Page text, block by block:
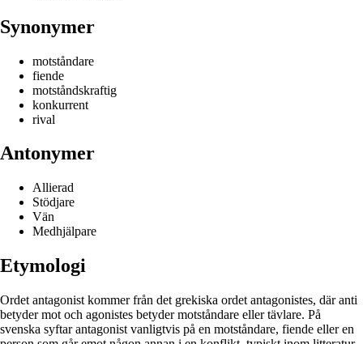
Synonymer
motståndare
fiende
motståndskraftig
konkurrent
rival
Antonymer
Allierad
Stödjare
Vän
Medhjälpare
Etymologi
Ordet antagonist kommer från det grekiska ordet antagonistes, där anti
betyder mot och agonistes betyder motståndare eller tävlare. På
svenska syftar antagonist vanligtvis på en motståndare, fiende eller en